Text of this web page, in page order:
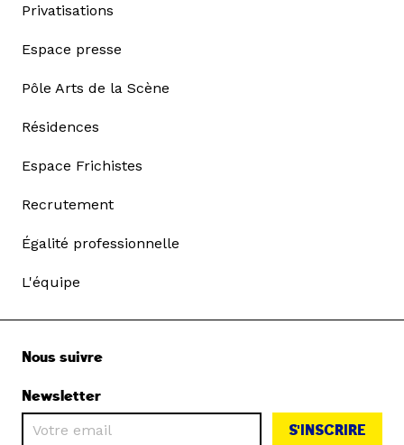
Privatisations
Espace presse
Pôle Arts de la Scène
Résidences
Espace Frichistes
Recrutement
Égalité professionnelle
L'équipe
Nous suivre
Newsletter
S'INSCRIRE